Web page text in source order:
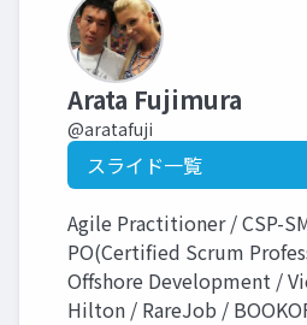
Arata Fujimura
@aratafuji
スライド一覧
Agile Practitioner / CSP-
PO(Certified Scrum
Offshore Development /
Hilton / RareJob /